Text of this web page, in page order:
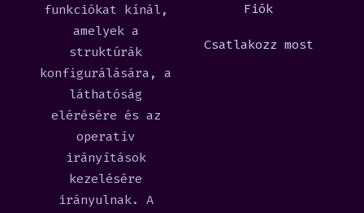
funkciókat kínál,
amelyek a
struktúrák
konfigurálására, a
láthatóság
elérésére és az
operatív
irányítások
kezelésére
irányulnak. A
Fiók
Csatlakozz most